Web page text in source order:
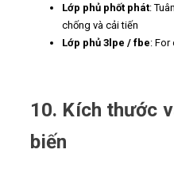
Lớp phủ phốt phát:
chống và cải tiến
Lớp phủ 3lpe / fbe:
10. Kích thước
biến